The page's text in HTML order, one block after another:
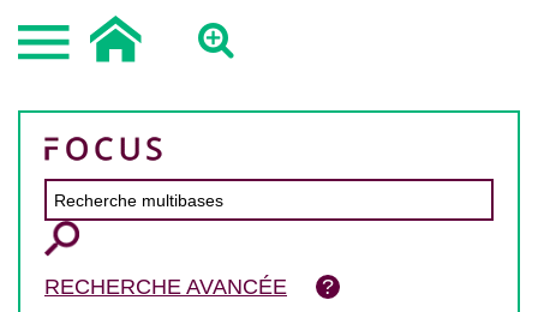
RECHERCHE AVANCÉE